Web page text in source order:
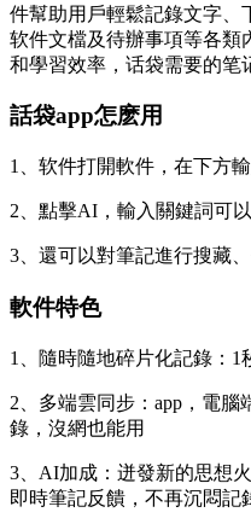
件幫助用戶輕鬆記錄文字、
软件文檔及待辦事項等各類
和學習效率，话袋需要的笔
話袋app怎麽用
1、软件打開軟件，在下方
2、點擊AI，輸入關鍵詞可
3、還可以對筆記進行搜藏
軟件特色
1、隨時隨地碎片化記錄：
2、多端雲同步：app，電
錄，沒網也能用
3、AI加成：迸發新的思想
即時筆記反饋，不再沉悶記